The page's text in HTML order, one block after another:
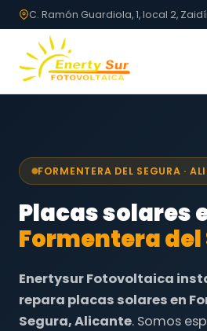
C. Ramón Guardiola, 1, local 2,
FORMENTERA DEL SEGURA ·
Placas solares
Formentera del
Enertysur Fotovoltaica
repara placas solares en
Segura, Alicante. Somos